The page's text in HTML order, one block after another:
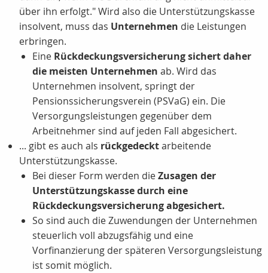
über ihn erfolgt." Wird also die Unterstützungskasse
insolvent, muss das Unternehmen die Leistungen
erbringen.
Eine Rückdeckungsversicherung sichert daher
die meisten Unternehmen ab. Wird das
Unternehmen insolvent, springt der
Pensionssicherungsverein (PSVaG) ein. Die
Versorgungsleistungen gegenüber dem
Arbeitnehmer sind auf jeden Fall abgesichert.
... gibt es auch als rückgedecktarbeitende
Unterstützungskasse.
Bei dieser Form werden dieZusagen der
Unterstützungskasse durch eine
Rückdeckungsversicherung abgesichert.
So sind auch die Zuwendungen der Unternehmen
steuerlich voll abzugsfähig und eine
Vorfinanzierung der späteren Versorgungsleistung
ist somit möglich.